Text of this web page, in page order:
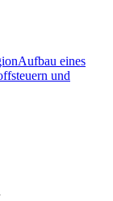
Aufbau eines
und